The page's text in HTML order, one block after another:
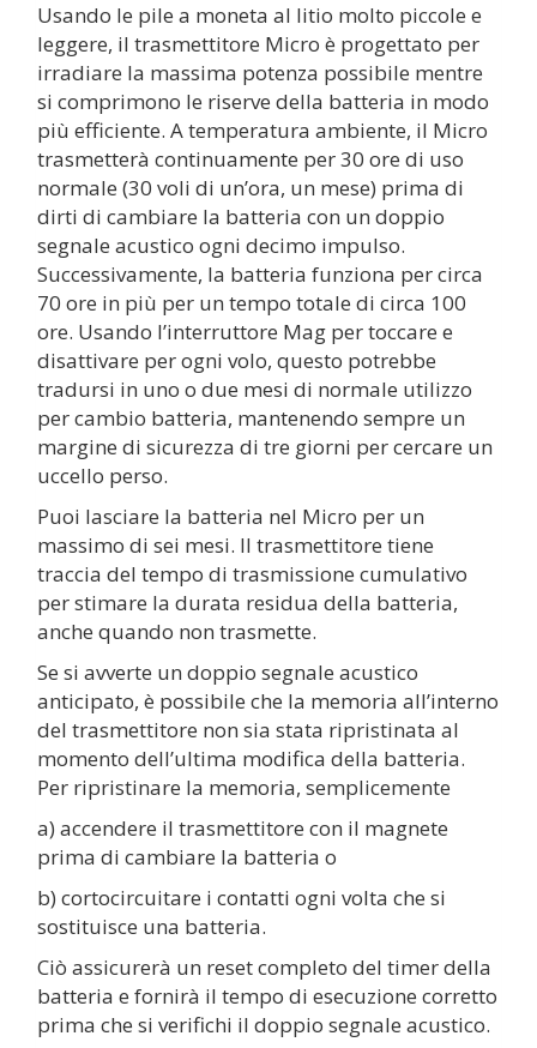
Usando le pile a moneta al litio molto piccole e
leggere, il trasmettitore Micro è progettato per
irradiare la massima potenza possibile mentre
si comprimono le riserve della batteria in modo
più efficiente. A temperatura ambiente, il Micro
trasmetterà continuamente per 30 ore di uso
normale (30 voli di un’ora, un mese) prima di
dirti di cambiare la batteria con un doppio
segnale acustico ogni decimo impulso.
Successivamente, la batteria funziona per circa
70 ore in più per un tempo totale di circa 100
ore. Usando l’interruttore Mag per toccare e
disattivare per ogni volo, questo potrebbe
tradursi in uno o due mesi di normale utilizzo
per cambio batteria, mantenendo sempre un
margine di sicurezza di tre giorni per cercare un
uccello perso.
Puoi lasciare la batteria nel Micro per un
massimo di sei mesi. Il trasmettitore tiene
traccia del tempo di trasmissione cumulativo
per stimare la durata residua della batteria,
anche quando non trasmette.
Se si avverte un doppio segnale acustico
anticipato, è possibile che la memoria all’interno
del trasmettitore non sia stata ripristinata al
momento dell’ultima modifica della batteria.
Per ripristinare la memoria, semplicemente
a) accendere il trasmettitore con il magnete
prima di cambiare la batteria o
b) cortocircuitare i contatti ogni volta che si
sostituisce una batteria.
Ciò assicurerà un reset completo del timer della
batteria e fornirà il tempo di esecuzione corretto
prima che si verifichi il doppio segnale acustico.